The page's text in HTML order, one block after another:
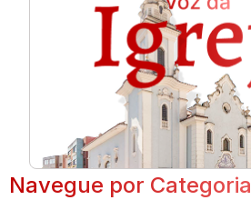
Navegue por Categoria